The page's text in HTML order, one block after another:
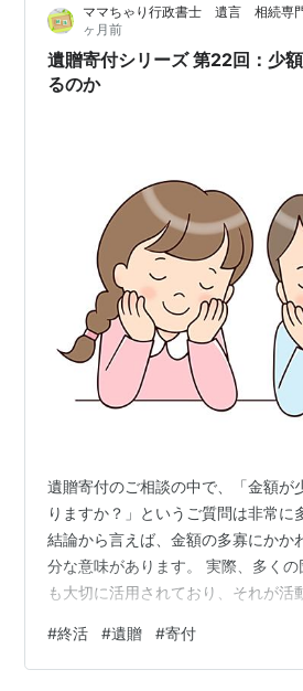
の財産として寄付を行う場合、相続
用されないことがあります。遺言に
異なるため、結果として税負担が
ママちゃり行政書士 遺言 相続専門
ヶ月前
遺贈寄付シリーズ 第22回：少
るのか
遺贈寄付のご相談の中で、「金額が
りますか？」というご質問は非常に
結論から言えば、金額の多寡にかか
分な意味があります。 実際、多く
も大切に活用されており、それが活
分の想いをどこに託すか」という意
いものです。その意味では、金額よ
#終活 #遺贈 #寄付